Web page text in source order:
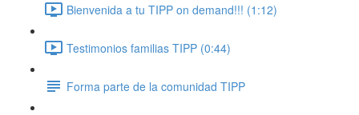
Bienvenida a tu TIPP on demand!!! (1:12)
Testimonios familias TIPP (0:44)
Forma parte de la comunidad TIPP